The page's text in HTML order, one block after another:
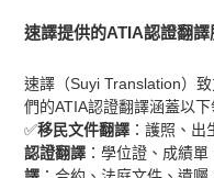
速譯提供的ATIA認證翻譯
速譯（Suyi Translation）
們的ATIA認證翻譯涵蓋以下
✅移民文件翻譯 ：護照、
認證翻譯 ：學位證、成績